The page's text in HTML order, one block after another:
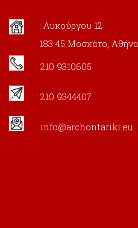
: Λυκούργου 12
183 45 Μοσχάτο, Αθήνα
: 210 9310605
: 210 9344407
: info@archontariki.eu